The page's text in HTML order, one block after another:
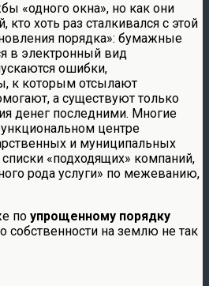
«одного окна», но как они
хоть раз сталкивался с этой
порядка»: бумажные
в электронный вид
ошибки,
к которым отсылают
а существуют только
денег последними. Многие
центре
и муниципальных
списки «подходящих» компаний,
рода услуги» по межеванию,
по упрощенному порядку
собственности на землю не так